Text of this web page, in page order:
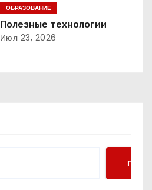
ОБРАЗОВАНИЕ
Полезные технологии
Июл 23, 2026
Поиск